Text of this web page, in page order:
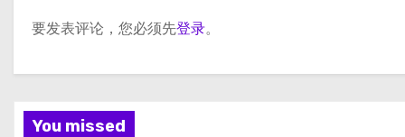
要发表评论，您必须先登录。
You missed